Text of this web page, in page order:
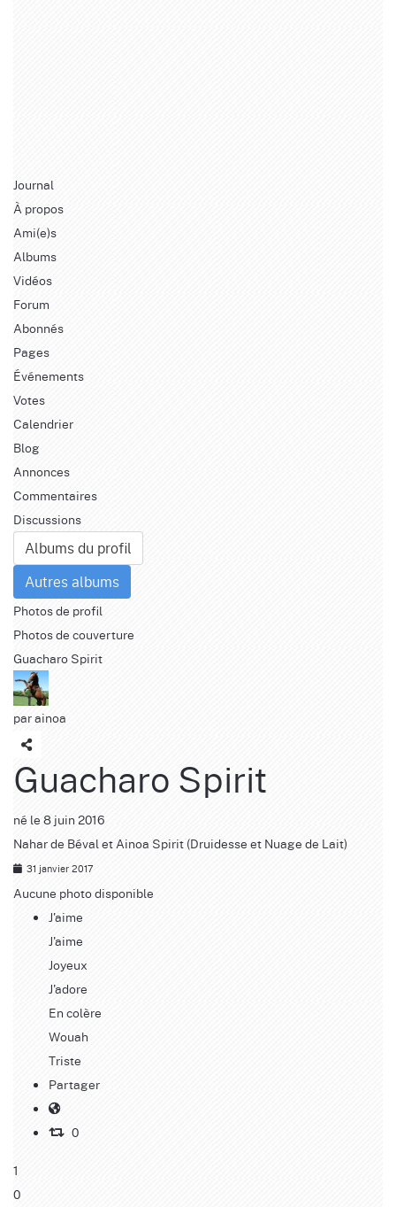
Journal
À propos
Ami(e)s
Albums
Vidéos
Forum
Abonnés
Pages
Événements
Votes
Calendrier
Blog
Annonces
Commentaires
Discussions
Albums du profil
Autres albums
Photos de profil
Photos de couverture
Guacharo Spirit
parainoa
Guacharo Spirit
né le 8 juin 2016
Nahar de Béval et Ainoa Spirit (Druidesse et Nuage de Lait)
31 janvier 2017
Aucune photo disponible
J'aime
J'aime
Joyeux
J'adore
En colère
Wouah
Triste
Partager
0
1
0